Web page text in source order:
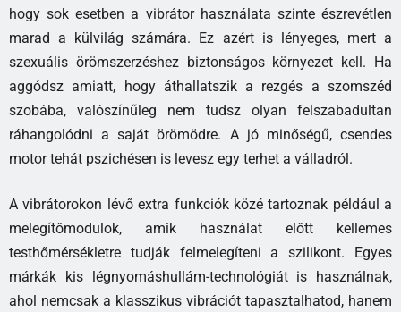
hogy sok esetben a vibrátor használata szinte észrevétlen
marad a külvilág számára. Ez azért is lényeges, mert a
szexuális örömszerzéshez biztonságos környezet kell. Ha
aggódsz amiatt, hogy áthallatszik a rezgés a szomszéd
szobába, valószínűleg nem tudsz olyan felszabadultan
ráhangolódni a saját örömödre. A jó minőségű, csendes
motor tehát pszichésen is levesz egy terhet a válladról.
A vibrátorokon lévő extra funkciók közé tartoznak például a
melegítőmodulok, amik használat előtt kellemes
testhőmérsékletre tudják felmelegíteni a szilikont. Egyes
márkák kis légnyomáshullám-technológiát is használnak,
ahol nemcsak a klasszikus vibrációt tapasztalhatod, hanem